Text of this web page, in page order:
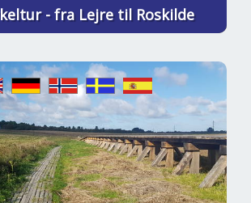
- fra Lejre til Roskilde